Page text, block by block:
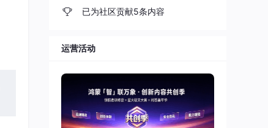
已为社区贡献5条内容
运营活动